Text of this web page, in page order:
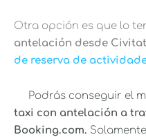
Otra opción es que lo
antelación desde
de reserva de
Podrás conseguir el
taxi con antelación a
Booking.com.